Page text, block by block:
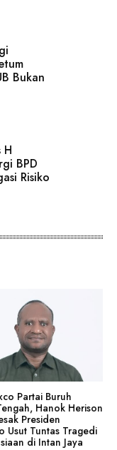
Bukan
H
BPD
Risiko
Partai Buruh
Hanok Herison
Presiden
Usut Tuntas Tragedi
di Intan Jaya